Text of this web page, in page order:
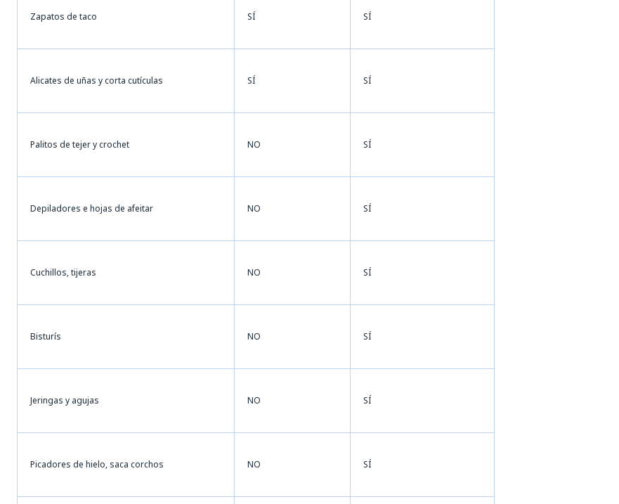
Zapatos de taco SÍ SÍ
Alicates de uñas y corta cutículas SÍ SÍ
Palitos de tejer y crochet NO SÍ
Depiladores e hojas de afeitar NO SÍ
Cuchillos, tijeras NO SÍ
Bisturís NO SÍ
Jeringas y agujas NO SÍ
Picadores de hielo, saca corchos NO SÍ